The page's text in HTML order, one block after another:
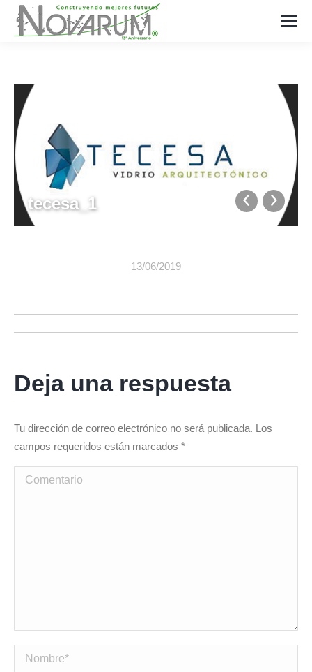
tecesa_1
13/06/2019
Navegación
entre
álbumes
Deja una respuesta
Tu dirección de correo electrónico no será publicada. Los
campos requeridos están marcados *
Comentario
Nombre *